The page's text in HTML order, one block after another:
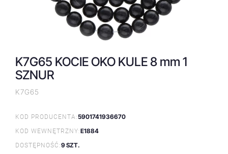
K7G65 KOCIE OKO KULE 8 mm 1
SZNUR
K7G65
KOD PRODUCENTA:5901741936670
KOD WEWNĘTRZNY:E1884
DOSTĘPNOŚĆ:9 SZT.